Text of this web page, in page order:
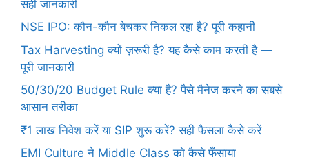
सही जानकारी
NSE IPO: कौन-कौन बेचकर निकल रहा है? पूरी कहानी
Tax Harvesting क्यों ज़रूरी है? यह कैसे काम करती है —
पूरी जानकारी
50/30/20 Budget Rule क्या है? पैसे मैनेज करने का सबसे
आसान तरीका
₹1 लाख निवेश करें या SIP शुरू करें? सही फैसला कैसे करें
EMI Culture ने Middle Class को कैसे फँसाया